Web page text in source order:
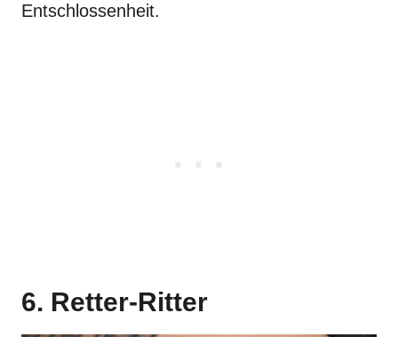
Entschlossenheit.
6. Retter-Ritter